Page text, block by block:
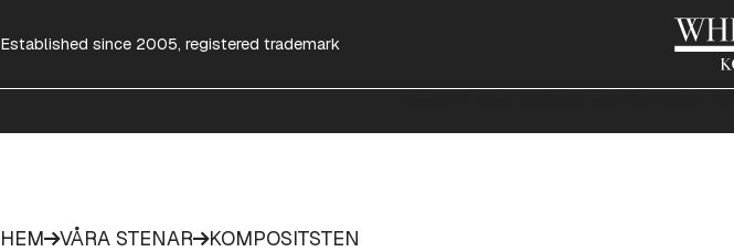
Established since 2005, registered trademark
HEM VÅRA STENAR KOMPOSITSTEN